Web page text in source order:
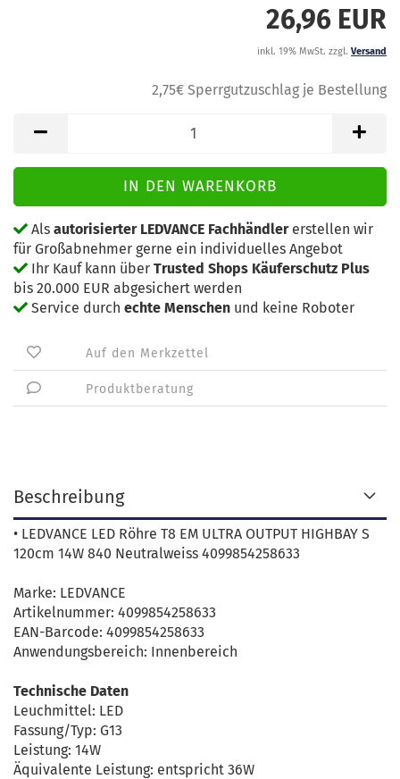
26,96 EUR
inkl. 19% MwSt. zzgl. Versand
2,75€ Sperrgutzuschlag je Bestellung
Als autorisierter LEDVANCE Fachhändlererstellen wir
für Großabnehmer gerne ein individuelles Angebot
Ihr Kauf kann über Trusted Shops Käuferschutz Plus
bis 20.000 EUR abgesichert werden
Service durch echte Menschen und keine Roboter
Auf den Merkzettel
Produktberatung
Beschreibung
• LEDVANCE LED Röhre T8 EM ULTRA OUTPUT HIGHBAY S
120cm 14W 840 Neutralweiss 4099854258633
Marke: LEDVANCE
Artikelnummer: 4099854258633
EAN-Barcode: 4099854258633
Anwendungsbereich: Innenbereich
Technische Daten
Leuchmittel: LED
Fassung/Typ: G13
Leistung: 14W
Äquivalente Leistung: entspricht 36W